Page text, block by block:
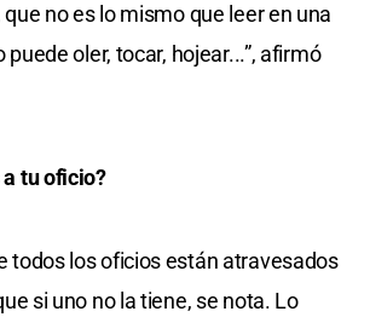
no es lo mismo que leer en una
oler, tocar, hojear...”, afirmó
tu oficio?
todos los oficios están atravesados
si uno no la tiene, se nota. Lo